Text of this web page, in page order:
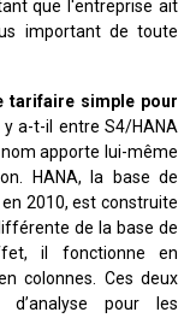
que l'entreprise ait
important de toute
tarifaire simple pour
a-t-il entre S4/HANA
apporte lui-même
HANA, la base de
2010, est construite
de la base de
il fonctionne en
colonnes. Ces deux
d’analyse pour les